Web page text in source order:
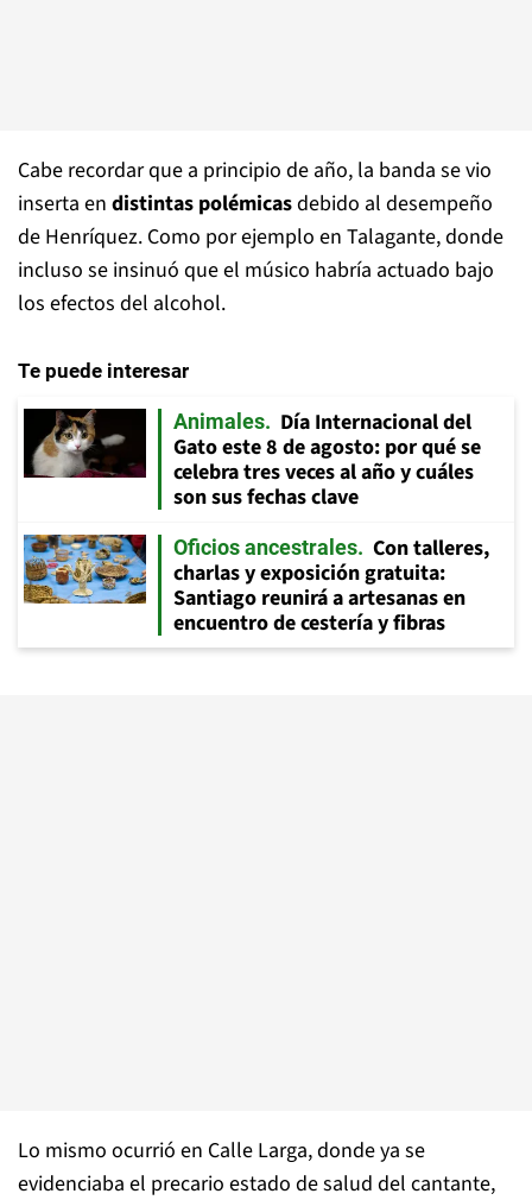
Cabe recordar que a principio de año, la banda se vio
inserta en distintas polémicasdebido al desempeño
de Henríquez. Como por ejemplo en Talagante, donde
incluso se insinuó que el músico habría actuado bajo
los efectos del alcohol.
Te puede interesar
Animales
Día Internacional del
Gato este 8 de agosto: por qué se
celebra tres veces al año y cuáles
son sus fechas clave
Oficios ancestrales
Con talleres,
charlas y exposición gratuita:
Santiago reunirá a artesanas en
encuentro de cestería y fibras
Lo mismo ocurrió en Calle Larga, donde ya se
evidenciaba el precario estado de salud del cantante,